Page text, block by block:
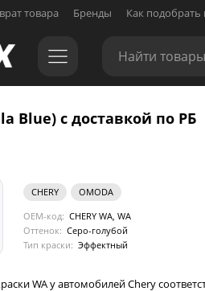
товара Бренды Как подобрать
Blue) с доставкой по РБ
CHERY
OMODA
OEM-код: CHERY WA, WA
Оттенок: Серо-голубой
Тип краски: Эффектный
WA у автомобилей Chery